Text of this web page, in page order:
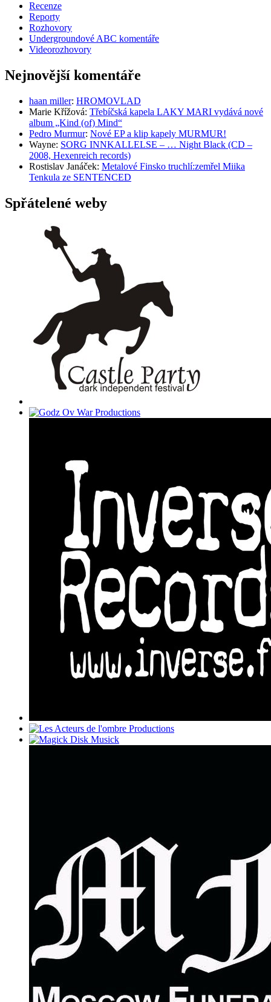
Recenze
Reporty
Rozhovory
Undergroundové ABC komentáře
Videorozhovory
Nejnovější komentáře
haan miller: HROMOVLAD
Marie Křížová: Třebíčská kapela LAKY MARI vydává nové
album „Kind (of) Mind“
Pedro Murmur: Nové EP a klip kapely MURMUR!
Wayne: SORG INNKALLELSE – … Night Black (CD –
2008, Hexenreich records)
Rostislav Janáček: Metalové Finsko truchlí:zemřel Miika
Tenkula ze SENTENCED
Spřátelené weby